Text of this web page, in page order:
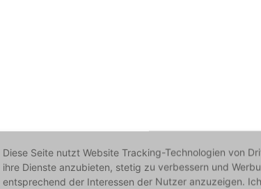
Diese Seite nutzt Website Tracking-Technologien von
ihre Dienste anzubieten, stetig zu verbessern und
entsprechend der Interessen der Nutzer anzuzeigen.